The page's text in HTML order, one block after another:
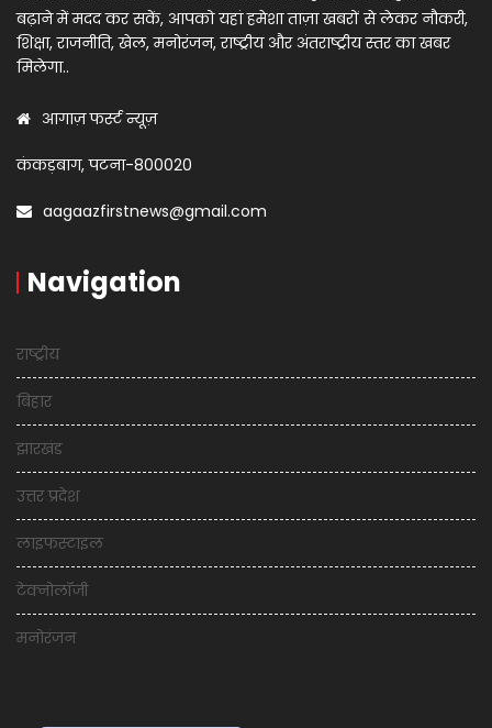
बढ़ाने में मदद कर सकें, आपको यहां हमेशा ताज़ा खबरों से लेकर नौकरी,
शिक्षा, राजनीति, खेल, मनोरंजन, राष्ट्रीय और अंतराष्ट्रीय स्तर का खबर
मिलेगा..
आगाज़ फर्स्ट न्यूज़
कंकड़बाग, पटना-800020
aagaazfirstnews@gmail.com
Navigation
राष्ट्रीय
बिहार
झारखंड
उत्तर प्रदेश
लाइफस्टाइल
टेक्नोलॉजी
मनोरंजन